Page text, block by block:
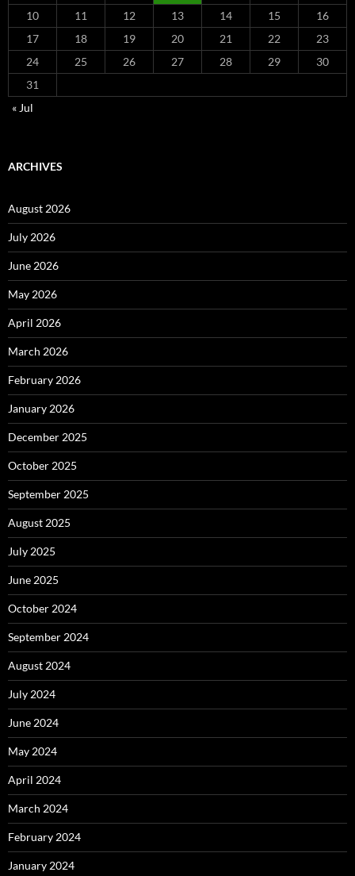
10
11 12 13 14 15
16
17
18 19 20 21 22
23
24
25 26 27 28 29
30
31
« Jul
ARCHIVES
August 2026
July 2026
June 2026
May 2026
April 2026
March 2026
February 2026
January 2026
December 2025
October 2025
September 2025
August 2025
July 2025
June 2025
October 2024
September 2024
August 2024
July 2024
June 2024
May 2024
April 2024
March 2024
February 2024
January 2024